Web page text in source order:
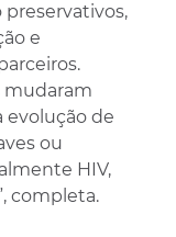
e
mudaram
de
ou
HIV,
completa.